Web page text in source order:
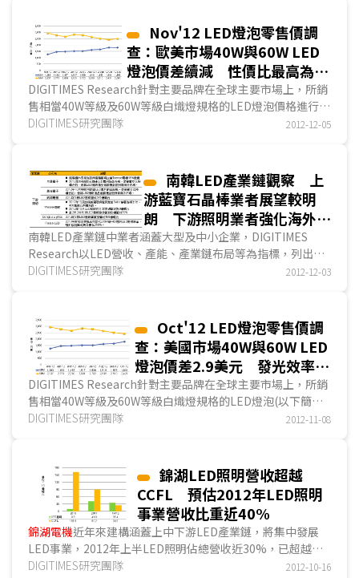
eLightBulbs等...
Nov'12 LED燈泡零售價調
查：歐美市場40W與60W LED
燈泡價差續減 性價比最高為南
韓地區樂金40W產品
DIGITIMES Research針對主要品牌在全球主要市場上，所銷
售相當40W等級及60W等級白熾燈規格的LED燈泡價格進行調
查，以瞭解目前全球LED燈泡價格趨勢。在各區市場中主要網
地市場售價...
DIGITIMES研究團隊 2012-12-05
南韓LED產業鏈觀察 上
游藍寶石晶棒業者展望較明
朗 下游照明業者強化海外布
局
南韓LED產業鏈中業者涵蓋大型及中小企業，DIGITIMES
Research以LED營收、產能、產業鏈布局等為指標，列出南
韓LED產業鏈上中下游各主要業者。上游藍寶石晶棒主要業者
DIGITIMES研究團隊 2012-12-03
Oct'12 LED燈泡零售價調
查：美國市場40W與60W LED
燈泡價差2.9美元 發光效率最
高為南韓地區三星60W產品
DIGITIMES Research針對主要品牌在全球主要市場上，所銷
售相當40W等級及60W等級白熾燈規格的LED燈泡(以下簡稱
40W或60W等級LED燈泡)價格進行調查，以瞭解目前全球
DIGITIMES研究團隊 2012-11-08
錦湖LED照明營收超越
CCFL 預估2012年LED照明
事業營收比重近40%
錦湖電機近年來建構涵蓋上中下游LED產業鏈，將集中發展
LED事業，2012年上半LED照明佔總營收近30%，已超越
CCFL成為重點發展項目，預估2012全年其LED照明事業營收
DIGITIMES研究團隊 2012-10-16